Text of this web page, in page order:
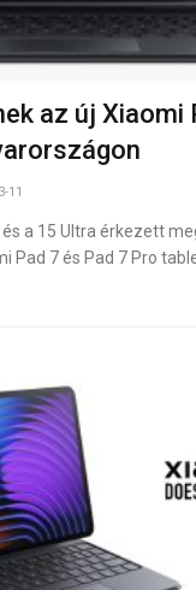
az új Xiaomi
11
a 15 Ultra érkezett
Pad 7 és Pad 7 Pro